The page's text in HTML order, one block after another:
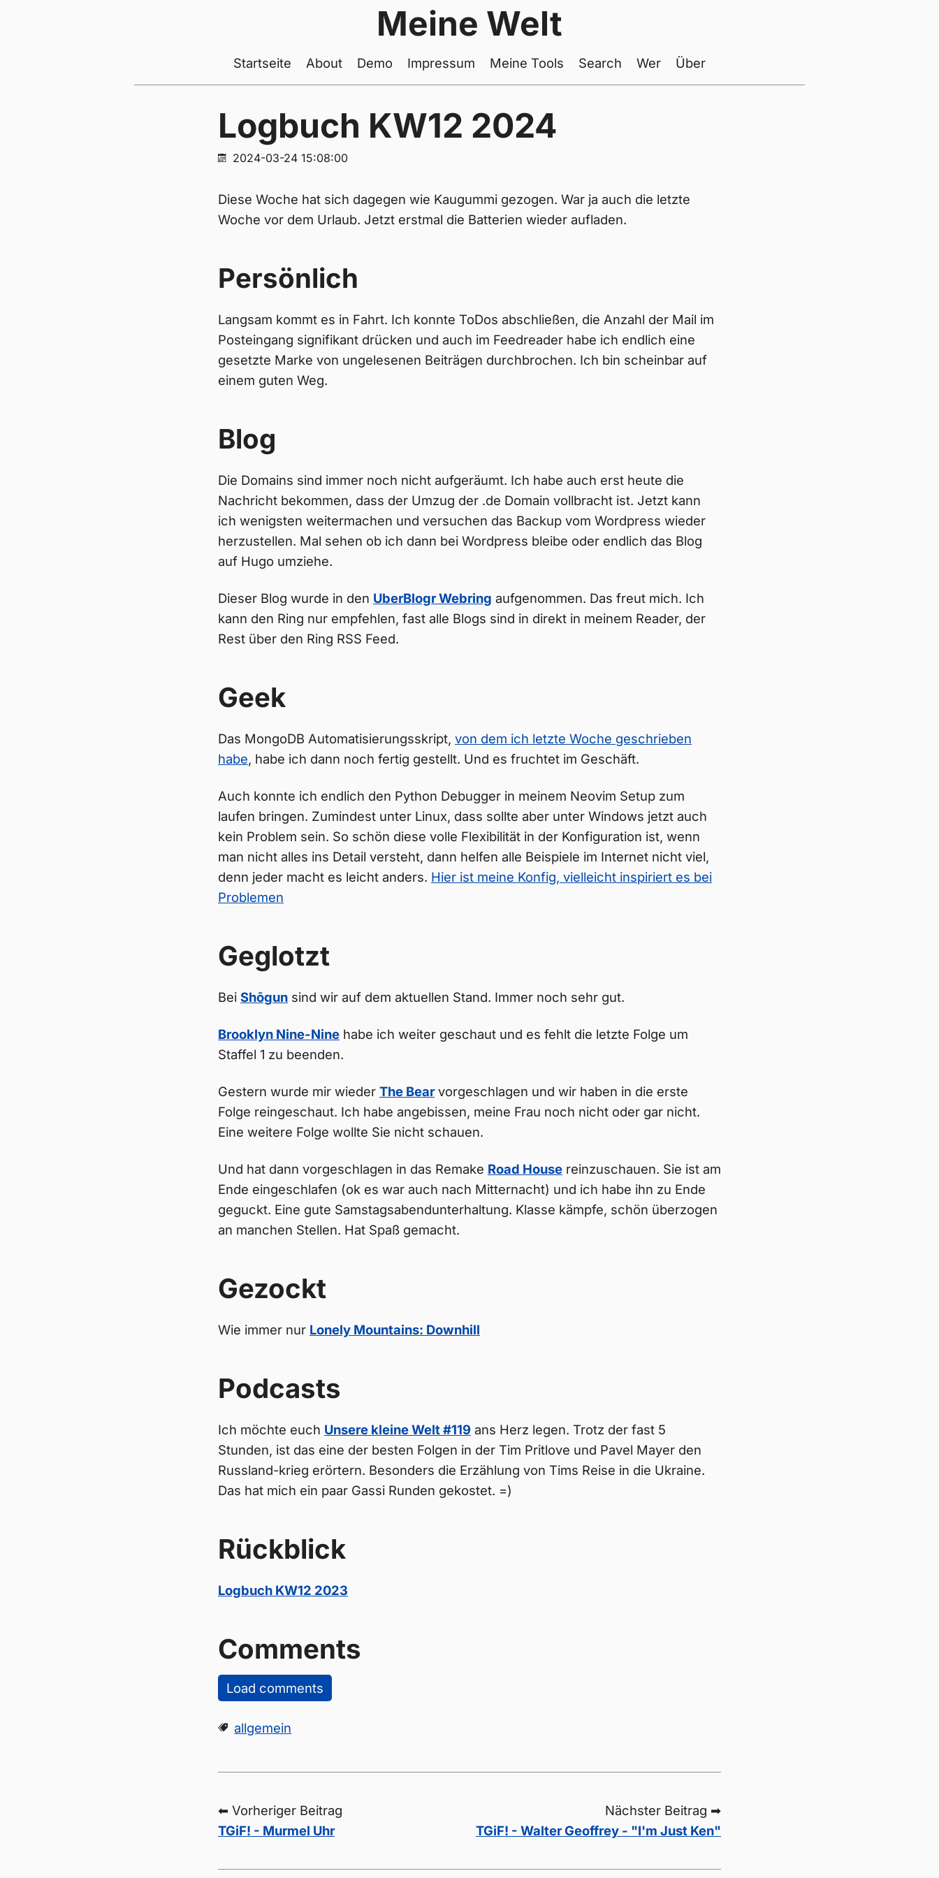
Meine Welt
Startseite About Demo Impressum Meine Tools Search Wer Über
Logbuch KW12 2024
2024-03-24 15:08:00
Diese Woche hat sich dagegen wie Kaugummi gezogen. War ja auch die letzte
Woche vor dem Urlaub. Jetzt erstmal die Batterien wieder aufladen.
Persönlich
Langsam kommt es in Fahrt. Ich konnte ToDos abschließen, die Anzahl der Mail im
Posteingang signifikant drücken und auch im Feedreader habe ich endlich eine
gesetzte Marke von ungelesenen Beiträgen durchbrochen. Ich bin scheinbar auf
einem guten Weg.
Blog
Die Domains sind immer noch nicht aufgeräumt. Ich habe auch erst heute die
Nachricht bekommen, dass der Umzug der .de Domain vollbracht ist. Jetzt kann
ich wenigsten weitermachen und versuchen das Backup vom Wordpress wieder
herzustellen. Mal sehen ob ich dann bei Wordpress bleibe oder endlich das Blog
auf Hugo umziehe.
Dieser Blog wurde in den UberBlogr Webring aufgenommen. Das freut mich. Ich
kann den Ring nur empfehlen, fast alle Blogs sind in direkt in meinem Reader, der
Rest über den Ring RSS Feed.
Geek
Das MongoDB Automatisierungsskript, von dem ich letzte Woche geschrieben
habe, habe ich dann noch fertig gestellt. Und es fruchtet im Geschäft.
Auch konnte ich endlich den Python Debugger in meinem Neovim Setup zum
laufen bringen. Zumindest unter Linux, dass sollte aber unter Windows jetzt auch
kein Problem sein. So schön diese volle Flexibilität in der Konfiguration ist, wenn
man nicht alles ins Detail versteht, dann helfen alle Beispiele im Internet nicht viel,
denn jeder macht es leicht anders. Hier ist meine Konfig, vielleicht inspiriert es bei
Problemen
Geglotzt
Bei Shōgun sind wir auf dem aktuellen Stand. Immer noch sehr gut.
Brooklyn Nine-Nine habe ich weiter geschaut und es fehlt die letzte Folge um
Staffel 1 zu beenden.
Gestern wurde mir wieder The Bearvorgeschlagen und wir haben in die erste
Folge reingeschaut. Ich habe angebissen, meine Frau noch nicht oder gar nicht.
Eine weitere Folge wollte Sie nicht schauen.
Und hat dann vorgeschlagen in das Remake Road House reinzuschauen. Sie ist am
Ende eingeschlafen (ok es war auch nach Mitternacht) und ich habe ihn zu Ende
geguckt. Eine gute Samstagsabendunterhaltung. Klasse kämpfe, schön überzogen
an manchen Stellen. Hat Spaß gemacht.
Gezockt
Wie immer nur Lonely Mountains: Downhill
Podcasts
Ich möchte euch Unsere kleine Welt #119 ans Herz legen. Trotz der fast 5
Stunden, ist das eine der besten Folgen in der Tim Pritlove und Pavel Mayer den
Russland-krieg erörtern. Besonders die Erzählung von Tims Reise in die Ukraine.
Das hat mich ein paar Gassi Runden gekostet. =)
Rückblick
Logbuch KW12 2023
Comments
Load comments
allgemein
⬅ Vorheriger Beitrag
TGiF! - Murmel Uhr
Nächster Beitrag ➡
TGiF! - Walter Geoffrey - "I'm Just Ken"